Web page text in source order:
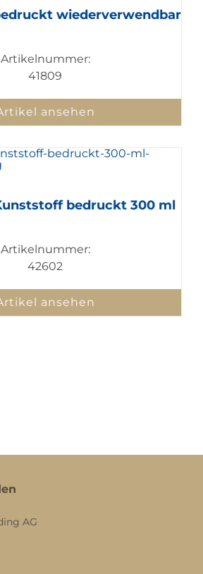
wiederverwendbar
Artikelnummer:
41809
ansehen
bedruckt 300 ml
Artikelnummer:
42602
ansehen
AG